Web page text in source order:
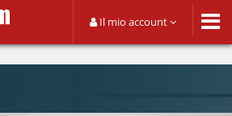
Il mio account